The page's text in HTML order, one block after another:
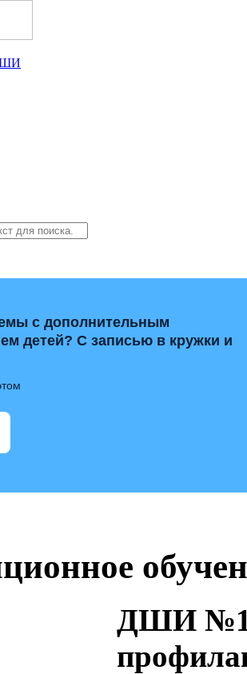
с дополнительным
детей? С записью в кружки и
ДШИ №14